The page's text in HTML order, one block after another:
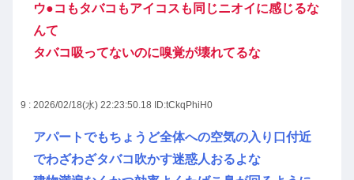
ウ●コもタバコもアイコスも同じニオイに感じるな
んて
タバコ吸ってないのに嗅覚が壊れてるな
9 : 2026/02/18(水) 22:23:50.18 ID:tCkqPhiH0
アパートでもちょうど全体への空気の入り口付近
でわざわざタバコ吹かす迷惑人おるよな